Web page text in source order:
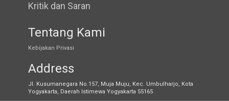
Kritik dan Saran
Tentang Kami
Kebijakan Privasi
Address
Jl. Kusumanegara No.157, Muja Muju, Kec. Umbulharjo, Kota
Yogyakarta, Daerah Istimewa Yogyakarta 55165